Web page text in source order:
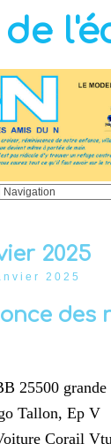
2025
2025
des
25500
Tallon, Ep V
Corail